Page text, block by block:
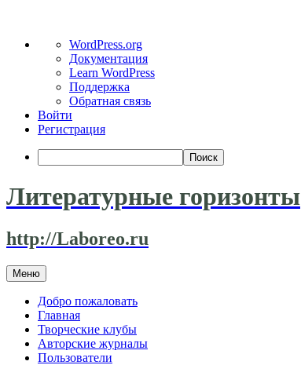
WordPress
WordPress.org
Документация
Learn WordPress
Поддержка
Обратная связь
Войти
Регистрация
Поиск
Литературные горизонты
http://Laboreo.ru
Меню Перейти
к
содержимому
Добро пожаловать
Главная
Творческие клубы
Авторские журналы
Пользователи